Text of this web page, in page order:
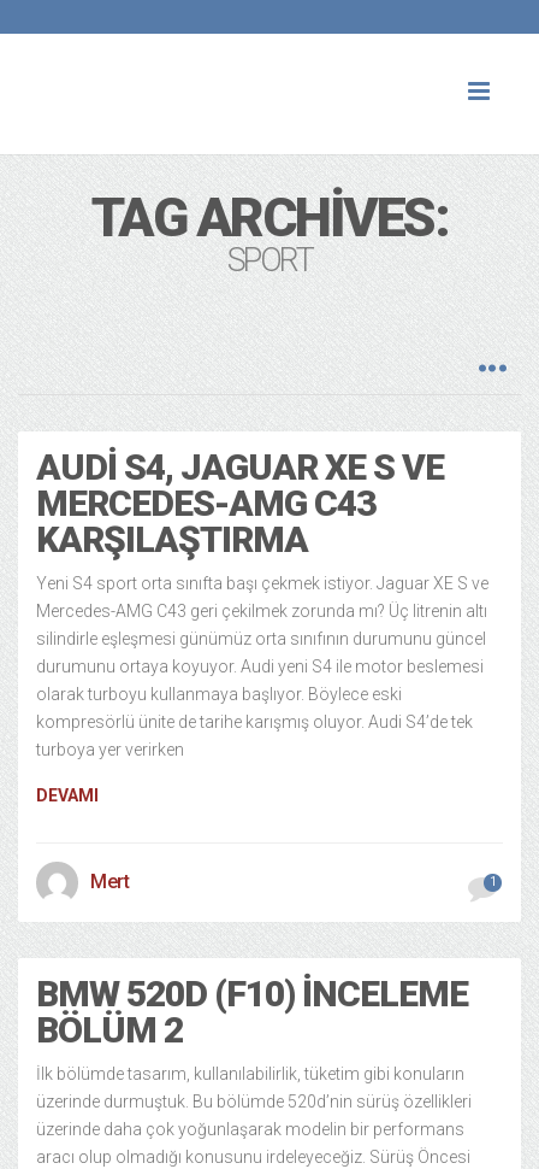
TAG ARCHIVES:
SPORT
AUDI S4, JAGUAR XE S VE
MERCEDES-AMG C43
KARŞILAŞTIRMA
Yeni S4 sport orta sınıfta başı çekmek istiyor. Jaguar XE S ve
Mercedes-AMG C43 geri çekilmek zorunda mı? Üç litrenin altı
silindirle eşleşmesi günümüz orta sınıfının durumunu güncel
durumunu ortaya koyuyor. Audi yeni S4 ile motor beslemesi
olarak turboyu kullanmaya başlıyor. Böylece eski
kompresörlü ünite de tarihe karışmış oluyor. Audi S4’de tek
turboya yer verirken
DEVAMI
Mert 1
BMW 520D (F10) İNCELEME
BÖLÜM 2
İlk bölümde tasarım, kullanılabilirlik, tüketim gibi konuların
üzerinde durmuştuk. Bu bölümde 520d’nin sürüş özellikleri
üzerinde daha çok yoğunlaşarak modelin bir performans
aracı olup olmadığı konusunu irdeleyeceğiz. Sürüş Öncesi